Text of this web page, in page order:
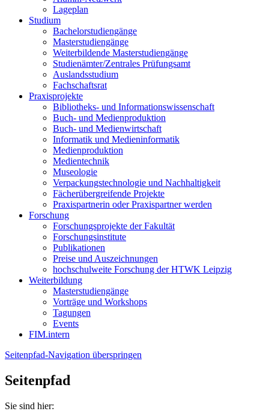
Lageplan
Studium
Bachelorstudiengänge
Masterstudiengänge
Weiterbildende Masterstudiengänge
Studienämter/Zentrales Prüfungsamt
Auslandsstudium
Fachschaftsrat
Praxisprojekte
Bibliotheks- und Informationswissenschaft
Buch- und Medienproduktion
Buch- und Medienwirtschaft
Informatik und Medieninformatik
Medienproduktion
Medientechnik
Museologie
Verpackungstechnologie und Nachhaltigkeit
Fächerübergreifende Projekte
Praxispartnerin oder Praxispartner werden
Forschung
Forschungsprojekte der Fakultät
Forschungsinstitute
Publikationen
Preise und Auszeichnungen
hochschulweite Forschung der HTWK Leipzig
Weiterbildung
Masterstudiengänge
Vorträge und Workshops
Tagungen
Events
FIM.intern
Seitenpfad-Navigation überspringen
Seitenpfad
Sie sind hier: